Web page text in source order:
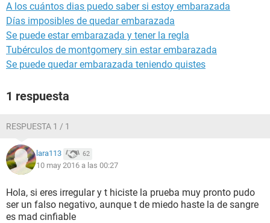
A los cuántos dias puedo saber si estoy embarazada
Días imposibles de quedar embarazada
Se puede estar embarazada y tener la regla
Tubérculos de montgomery sin estar embarazada
Se puede quedar embarazada teniendo quistes
1 respuesta
RESPUESTA 1 / 1
lara113 62
10 may 2016 a las 00:27
Hola, si eres irregular y t hiciste la prueba muy pronto pudo
ser un falso negativo, aunque t de miedo haste la de sangre
es mad cinfiable